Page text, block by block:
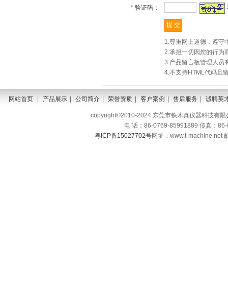
* 验证码：
1.尊重网上道德，遵守
2.承担一切因您的行为
3.产品留言板管理人员
4.不支持HTML代码且
网站首页 产品展示 公司简介 荣誉资质 客户案例 售后服务 诚聘英
copyright©2010-2024 东莞市铁木真仪器科技有
电 话：86-0769-85991889 传真：
粤ICP备15027702号网址：www.t-machine.net